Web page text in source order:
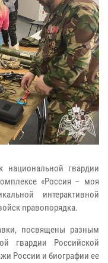
гвардии
«Россия – моя
интерактивной
правопорядка.
посвящены разным
гвардии Российской
России и биографии ее